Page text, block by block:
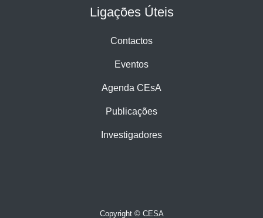
Ligações Úteis
Contactos
Eventos
Agenda CEsA
Publicações
Investigadores
Copyright © CESA